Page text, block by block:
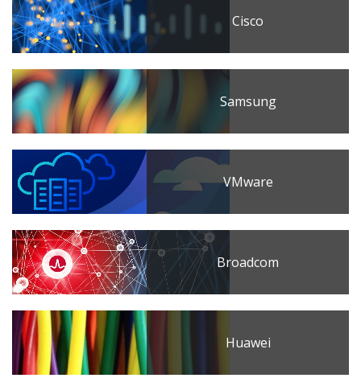
Cisco
Samsung
VMware
Broadcom
Huawei